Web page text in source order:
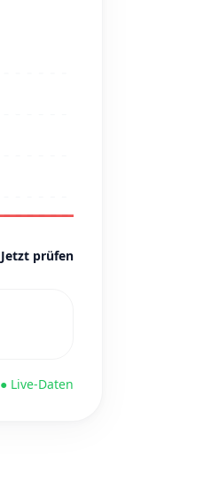
Jetzt prüfen
● Live-Daten